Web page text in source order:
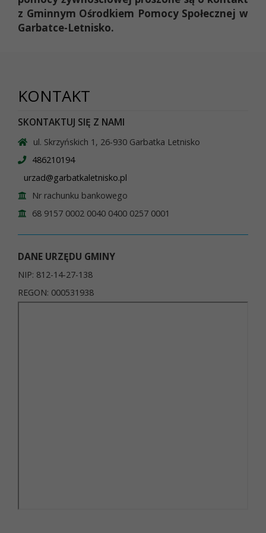
z Gminnym Ośrodkiem Pomocy Społecznej w
Garbatce-Letnisko.
KONTAKT
SKONTAKTUJ SIĘ Z NAMI
ul. Skrzyńskich 1, 26-930 Garbatka Letnisko
486210194
urzad@garbatkaletnisko.pl
Nr rachunku bankowego
68 9157 0002 0040 0400 0257 0001
DANE URZĘDU GMINY
NIP: 812-14-27-138
REGON: 000531938